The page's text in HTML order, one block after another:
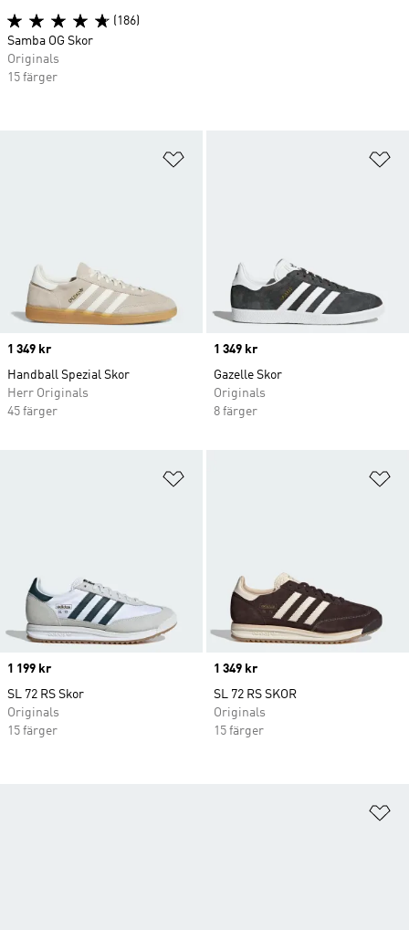
Price
1 349 kr
Handball Spezial Skor
Herr Originals
45 färger
Price
1 349 kr
Gazelle Skor
Originals
8 färger
Price
1 199 kr
SL 72 RS Skor
Originals
15 färger
Price
1 349 kr
SL 72 RS SKOR
Originals
15 färger
(186)
Samba OG Skor
Originals
15 färger